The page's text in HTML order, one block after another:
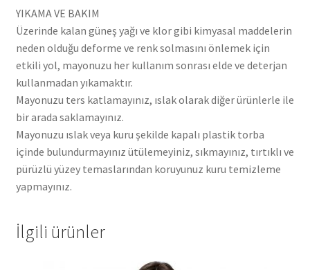
YIKAMA VE BAKIM
Üzerinde kalan güneş yağı ve klor gibi kimyasal maddelerin
neden olduğu deforme ve renk solmasını önlemek için
etkili yol, mayonuzu her kullanım sonrası elde ve deterjan
kullanmadan yıkamaktır.
Mayonuzu ters katlamayınız, ıslak olarak diğer ürünlerle ile
bir arada saklamayınız.
Mayonuzu ıslak veya kuru şekilde kapalı plastik torba
içinde bulundurmayınız ütülemeyiniz, sıkmayınız, tırtıklı ve
pürüzlü yüzey temaslarından koruyunuz kuru temizleme
yapmayınız.
İlgili ürünler